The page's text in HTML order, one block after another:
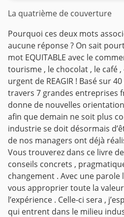
La quatrième de couverture
Pourquoi ces deux mots
aucune réponse ? On sait
mot EQUITABLE avec le
tourisme , le chocolat , le café
urgent de REAGIR ! Basé sur
travers 7 grandes entreprises
donne de nouvelles
afin que demain ne soit plus
industrie se doit désormais
de nos managers ont déjà
Vous trouverez dans ce livre
conseils concrets ,
changement . Avec une parole
vous approprier toute la
l’expérience . Celle-ci sera ,
qui entrent dans le milieu